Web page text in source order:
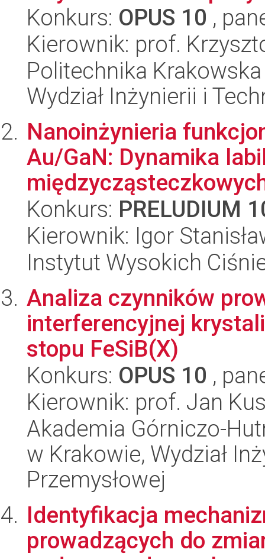
Konkurs: OPUS 10 ,
Kierownik: prof.
Politechnika
Wydział Inżynierii i
Nanoinżynieria
Au/GaN: Dynamika
Konkurs: PRELUDIUM
Kierownik: Igor
Instytut Wysokich
Analiza czynników
interferencyjnej
stopu FeSiB(X)
Konkurs: OPUS 10 ,
Kierownik: prof. Jan
Akademia Górniczo-
w Krakowie, Wydział
Przemysłowej
Identyfikacja
prowadzących do